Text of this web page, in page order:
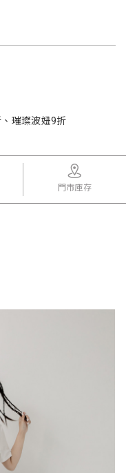
璀璨波妞9折
門市庫存